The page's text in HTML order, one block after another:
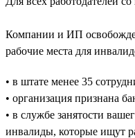
Компании и ИП
рабочие места для
• в штате менее 35
• организация признана
• в службе занятости
инвалиды, которые ищут